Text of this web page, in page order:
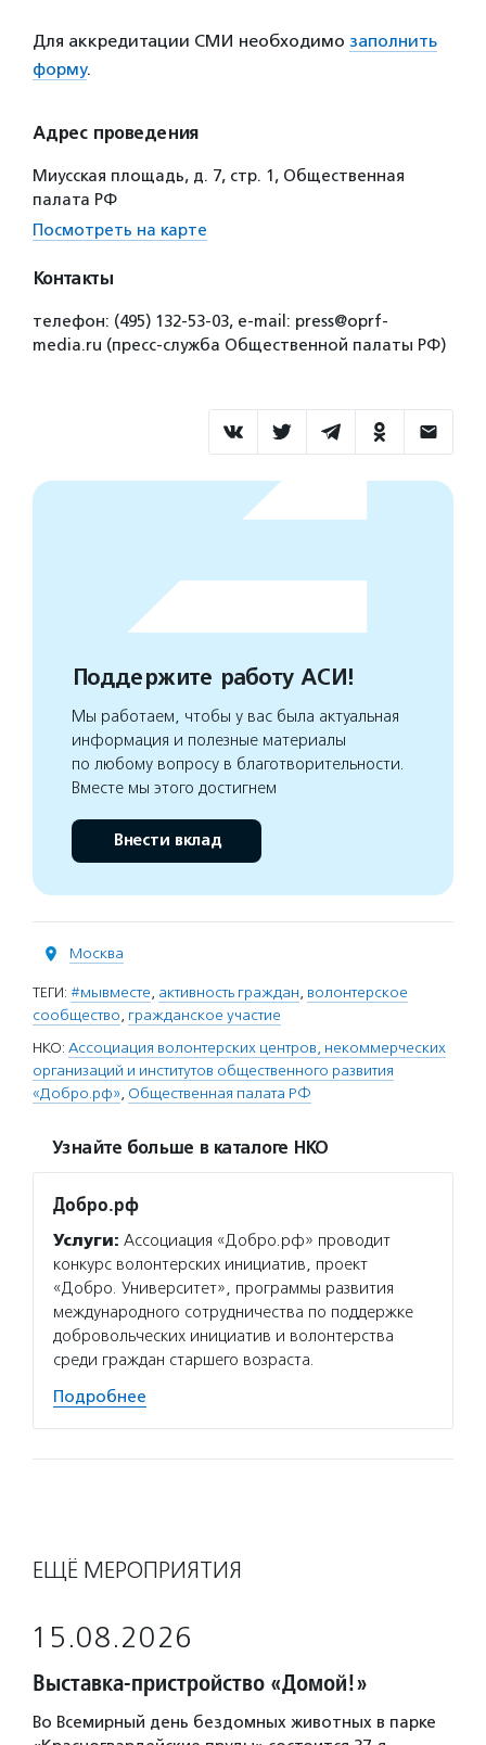
Для аккредитации СМИ необходимо заполнить
форму.
Адрес проведения
Миусская площадь, д. 7, стр. 1, Общественная
палата РФ
Посмотреть на карте
Контакты
телефон: (495) 132-53-03, e-mail: press@oprf-
media.ru (пресс-служба Общественной палаты РФ)
Поддержите работу АСИ!
Мы работаем, чтобы у вас была актуальная
информация и полезные материалы
по любому вопросу в благотворительности.
Вместе мы этого достигнем
Внести вклад
Москва
ТЕГИ: #мывместе, активность граждан, волонтерское
сообщество, гражданское участие
НКО: Ассоциация волонтерских центров, некоммерческих
организаций и институтов общественного развития
«Добро.рф», Общественная палата РФ
Узнайте больше в каталоге НКО
Добро.рф
Услуги: Ассоциация «Добро.рф» проводит
конкурс волонтерских инициатив, проект
«Добро. Университет», программы развития
международного сотрудничества по поддержке
добровольческих инициатив и волонтерства
среди граждан старшего возраста.
Подробнее
ЕЩЁ МЕРОПРИЯТИЯ
15.08.2026
Выставка-пристройство «Домой!»
Во Всемирный день бездомных животных в парке